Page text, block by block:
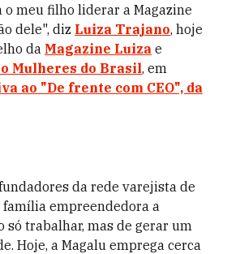
o meu filho liderar a Magazine
dele", diz Luiza Trajano, hoje
da Magazine Luiza e
Mulheres do Brasil, em
ao "De frente com CEO", da
da rede varejista de
família empreendedora a
só trabalhar, mas de gerar um
Hoje, a Magalu emprega cerca